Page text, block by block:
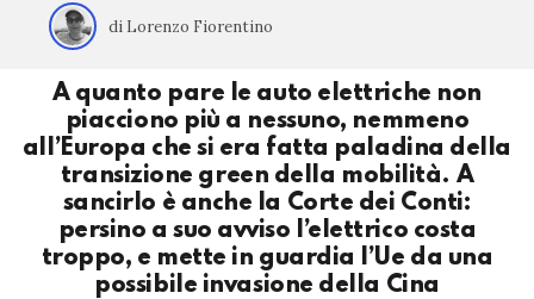
di Lorenzo Fiorentino
A quanto pare le auto elettriche non
piacciono più a nessuno, nemmeno
all’Europa che si era fatta paladina della
transizione green della mobilità. A
sancirlo è anche la Corte dei Conti:
persino a suo avviso l’elettrico costa
troppo, e mette in guardia l’Ue da una
possibile invasione della Cina